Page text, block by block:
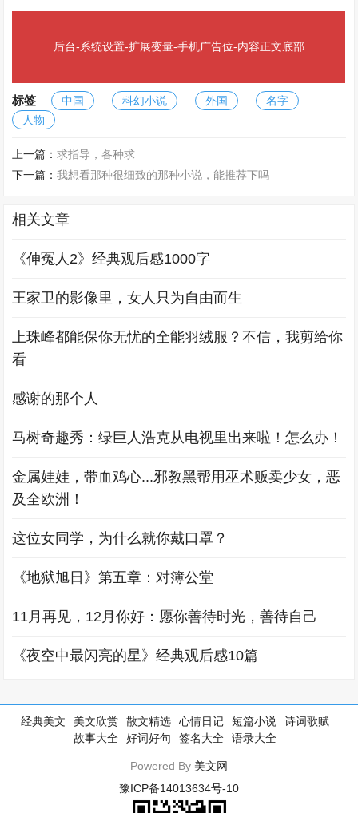
后台-系统设置-扩展变量-手机广告位-内容正文底部
标签 中国 科幻小说 外国
名字
人物
上一篇：求指导，各种求
下一篇：我想看那种很细致的那种小说，能推荐下吗
相关文章
《伸冤人2》经典观后感1000字
王家卫的影像里，女人只为自由而生
上珠峰都能保你无忧的全能羽绒服？不信，我剪给你
看
感谢的那个人
马树奇趣秀：绿巨人浩克从电视里出来啦！怎么办！
金属娃娃，带血鸡心...邪教黑帮用巫术贩卖少女，恶
及全欧洲！
这位女同学，为什么就你戴口罩？
《地狱旭日》第五章：对簿公堂
11月再见，12月你好：愿你善待时光，善待自己
《夜空中最闪亮的星》经典观后感10篇
经典美文 美文欣赏 散文精选 心情日记 短篇小说
诗词歌赋
故事大全
好词好句 签名大全 语录大全
Powered By 美文网
豫ICP备14013634号-10